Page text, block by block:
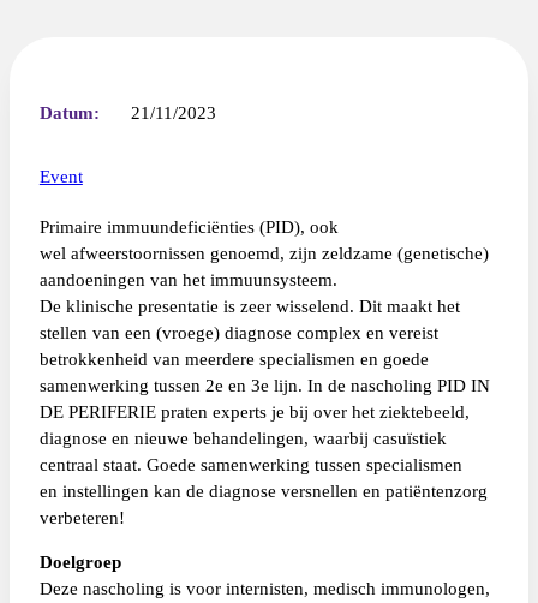
Datum: 21/11/2023
Event
Primaire immuundeficiënties (PID), ook
wel afweerstoornissen genoemd, zijn zeldzame (genetische)
aandoeningen van het immuunsysteem.
De klinische presentatie is zeer wisselend. Dit maakt het
stellen van een (vroege) diagnose complex en vereist
betrokkenheid van meerdere specialismen en goede
samenwerking tussen 2e en 3e lijn. In de nascholing PID IN
DE PERIFERIE praten experts je bij over het ziektebeeld,
diagnose en nieuwe behandelingen, waarbij casuïstiek
centraal staat. Goede samenwerking tussen specialismen
en instellingen kan de diagnose versnellen en patiëntenzorg
verbeteren!
Doelgroep
Deze nascholing is voor internisten, medisch immunologen,